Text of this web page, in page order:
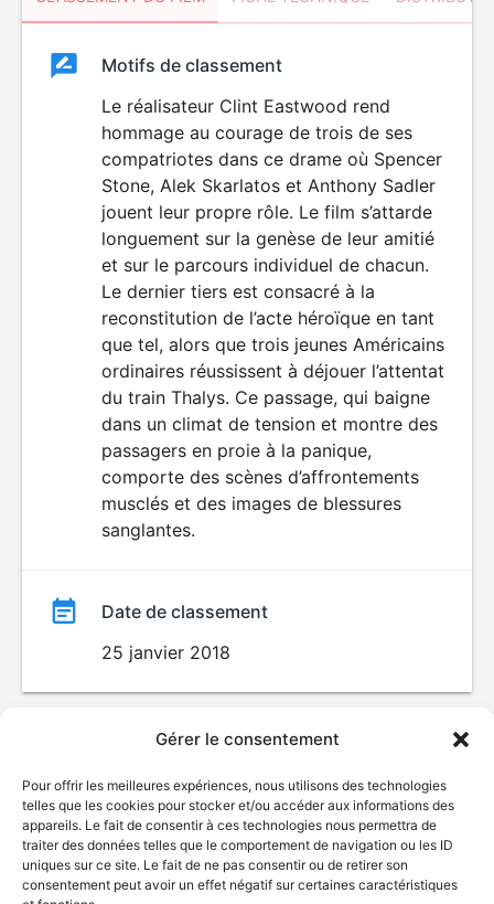
Gérer le consentement
Pour offrir les meilleures expériences, nous utilisons des technologies
telles que les cookies pour stocker et/ou accéder aux informations des
appareils. Le fait de consentir à ces technologies nous permettra de
traiter des données telles que le comportement de navigation ou les ID
uniques sur ce site. Le fait de ne pas consentir ou de retirer son
consentement peut avoir un effet négatif sur certaines caractéristiques
ClassementClassement
Motifs de classement
Le réalisateur Clint Eastwood rend
hommage au courage de trois de ses
compatriotes dans ce drame où Spencer
Stone, Alek Skarlatos et Anthony Sadler
jouent leur propre rôle. Le film s’attarde
longuement sur la genèse de leur amitié
et sur le parcours individuel de chacun.
Le dernier tiers est consacré à la
reconstitution de l’acte héroïque en tant
que tel, alors que trois jeunes Américains
ordinaires réussissent à déjouer l’attentat
du train Thalys. Ce passage, qui baigne
dans un climat de tension et montre des
passagers en proie à la panique,
comporte des scènes d’affrontements
musclés et des images de blessures
sanglantes.
Date de classement
25 janvier 2018
© Gouvernement du Québec, 2026